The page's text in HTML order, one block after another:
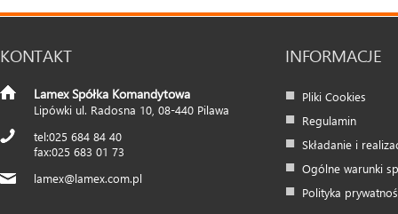
KONTAKT
Lamex Spółka Komandytowa
Lipówki ul. Radosna 10 08-440 Pilawa
025 684 84 40
025 683 01 73
lamex@lamex.com.pl
INFORMACJE
Pliki Cookies
Regulamin
Składanie i
Ogólne warunki
Polityka